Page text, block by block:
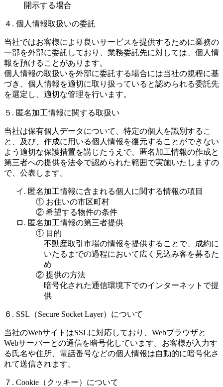
開示する場合
４. 個人情報取扱いの委託
当社ではお客様により良いサービスを提供するために業務の
一部を外部に委託しており、業務委託先に対しては、個人情
報を預けることがあります。
個人情報の取扱いを外部に委託する場合には当社の規程に基
づき、個人情報を適切に取り扱っていると認められる委託先
を選定し、適切な管理を行います。
５. 匿名加工情報に関する取扱い
当社は保有個人データについて、特定の個人を識別するこ
と、及び、作成に用いる個人情報を復元することができない
よう適切な保護措置を講じたうえで、匿名加工情報の作成と
第三者への提供を法令で認められた範囲で実施いたしますの
で、公表します。
イ. 匿名加工情報に含まれる個人に関する情報の項目
① お住いの市区町村
② 希望する物件の条件
ロ. 匿名加工情報の第三者提供
① 目的
不動産取引市場の情報を提供することで、成約に
いたるまでの過程において広く見込み客を募るた
め
② 提供の方法
暗号化された通信環境下でのインターネットで提
供
６. SSL（Secure Socket Layer）について
当社のWebサイトはSSLに対応しており、Webブラウザと
Webサーバーとの通信を暗号化しています。お客様が入力す
る氏名や住所、電話番号などの個人情報は自動的に暗号化さ
れて送信されます。
７. Cookie（クッキー）について